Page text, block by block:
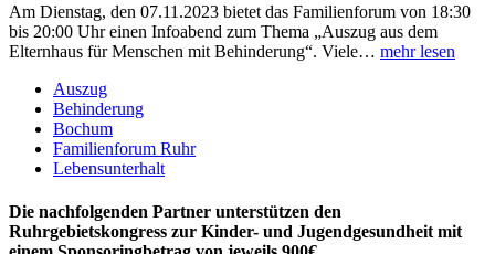
Am Dienstag, den 07.11.2023 bietet das Familienforum von 18:30
bis 20:00 Uhr einen Infoabend zum Thema „Auszug aus dem
Elternhaus für Menschen mit Behinderung“. Viele… mehr lesen
Auszug
Behinderung
Bochum
Familienforum Ruhr
Lebensunterhalt
Die nachfolgenden Partner unterstützen den
Ruhrgebietskongress zur Kinder- und Jugendgesundheit mit